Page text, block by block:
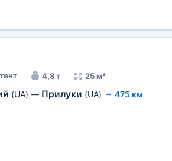
тент 4,8 т 25 м³
(UA) — Прилуки (UA) ~ 475 км